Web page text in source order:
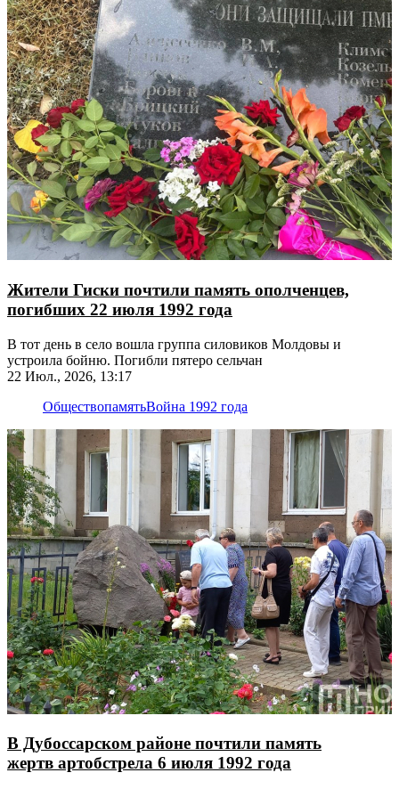
Жители Гиски почтили память ополченцев,
погибших 22 июля 1992 года
В тот день в село вошла группа силовиков Молдовы и
устроила бойню. Погибли пятеро сельчан
22 Июл., 2026, 13:17
ОбществопамятьВойна 1992 года
В Дубоссарском районе почтили память
жертв артобстрела 6 июля 1992 года